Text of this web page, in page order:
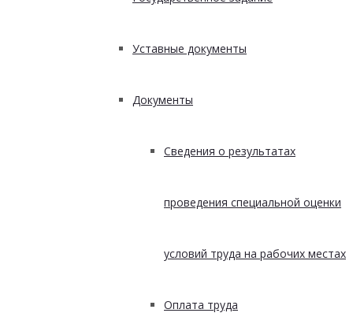
Уставные документы
Документы
Сведения о результатах
проведения специальной оценки
условий труда на рабочих местах
Оплата труда